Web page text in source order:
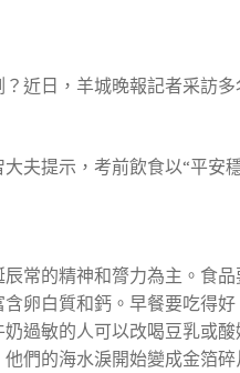
近日，羊城晚報記者采訪
夫提示，考前飲食以“平
常的精神和膂力為主。食
卵白質和鈣。早餐要吃得
過敏的人可以改喝豆乳或
們的海水淚開始變成金箔